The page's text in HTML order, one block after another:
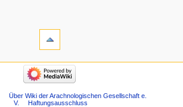
Über Wiki der Arachnologischen Gesellschaft e.
V.
Haftungsausschluss